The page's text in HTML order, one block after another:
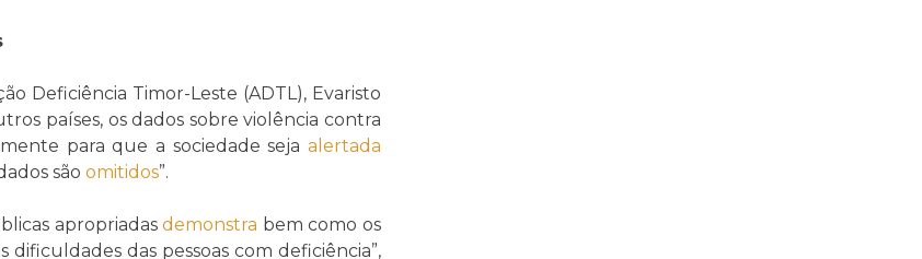
Deficiência Timor-Leste (ADTL), Evaristo
países, os dados sobre violência contra
para que a sociedade seja alertada
são omitidos”.
apropriadasdemonstra bem como os
das pessoas com deficiência”,